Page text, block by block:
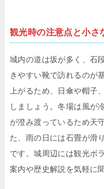
観光時の注意点と小さ
城内の道は坂が多く、石
きやすい靴で訪れるのが
上がるため、日傘や帽子
しましょう。冬場は風が
が澄み渡っているため天
た、雨の日には石畳が滑
です。城周辺には観光ボ
案内や歴史解説を気軽に